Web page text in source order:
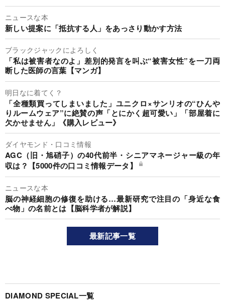
ニュースな本
新しい提案に「抵抗する人」をあっさり動かす方法
ブラックジャックによろしく
「私は被害者なのよ」差別的発言を叫ぶ“被害女性”を一刀両
断した医師の言葉【マンガ】
明日なに着てく？
「全種類買ってしまいました」ユニクロ×サンリオの“ひんや
りルームウェア”に絶賛の声「とにかく超可愛い」「部屋着に
欠かせません」《購入レビュー》
ダイヤモンド・口コミ情報
AGC（旧・旭硝子）の40代前半・シニアマネージャー級の年
収は？【5000件の口コミ情報データ】
ニュースな本
脳の神経細胞の修復を助ける…最新研究で注目の「身近な食
べ物」の名前とは【脳科学者が解説】
最新記事一覧
DIAMOND SPECIAL一覧